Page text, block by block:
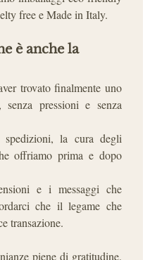
free e Made in Italy.
è anche la
trovato finalmente uno
senza pressioni e senza
la cura degli
offriamo prima e dopo
e i messaggi che
che il legame che
transazione.
piene di gratitudine,